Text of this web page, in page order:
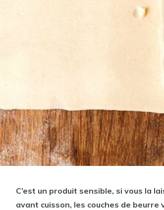
C’est un produit sensible, si vous la
avant cuisson, les couches de